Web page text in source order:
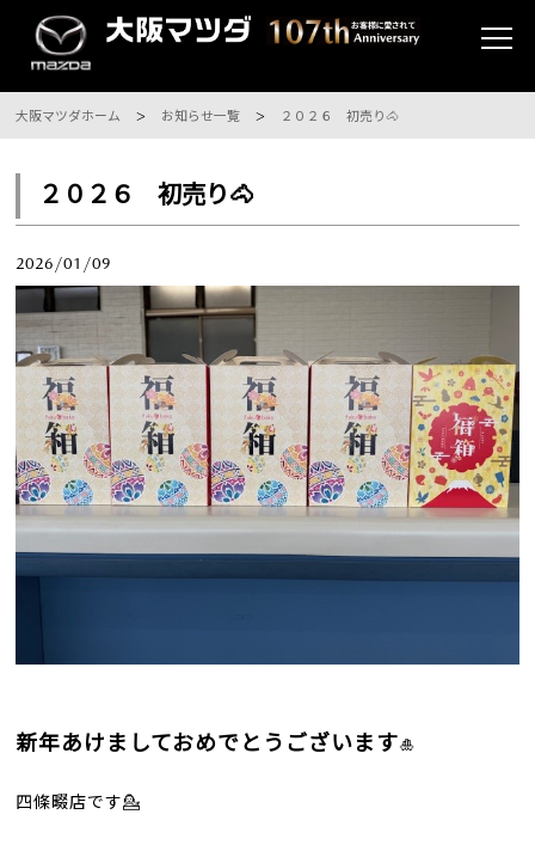
大阪マツダホーム お知らせ一覧 ２０２６ 初売り🐴
２０２６ 初売り🐴
2026/01/09
新年あけましておめでとうございます🎍
四條畷店です💁